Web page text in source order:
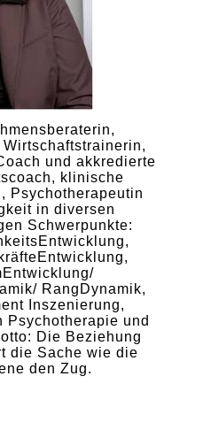
und akkredierte
klinische
Psychotherapeutin
in diversen
Schwerpunkte:
RangDynamik,
Inszenierung,
Psychotherapie und
Die Beziehung
die Sache wie die
den Zug.